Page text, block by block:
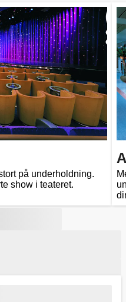
på underholdning.
show i teateret.